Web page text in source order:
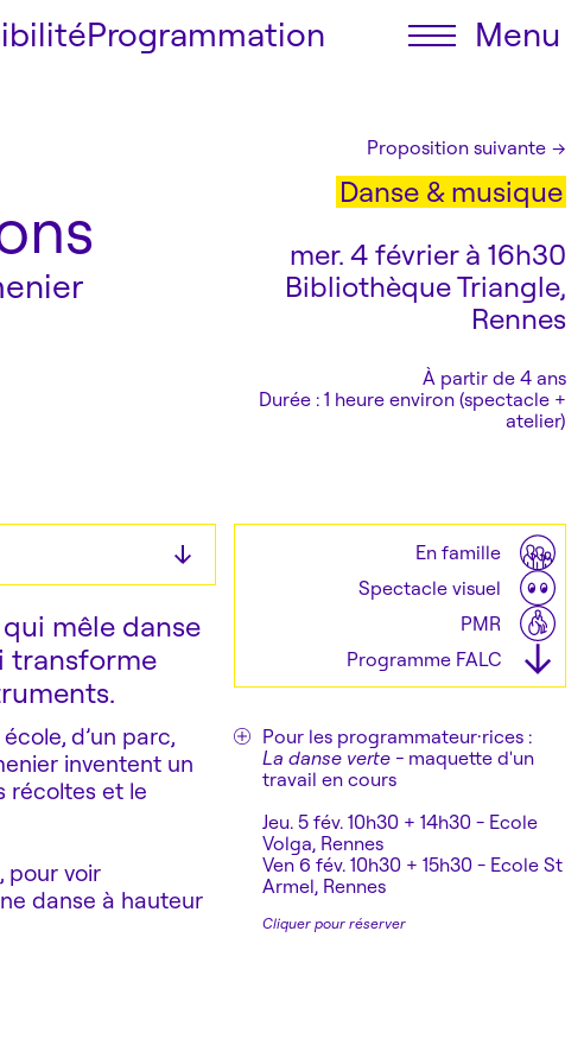
Menu
Programmation
Le festival
Programmation
Billetterie
Accessibilité
Infos pratiques
Proposition suivante →
Danse & musique
mer. 4 février à 16h30
Bibliothèque Triangle,
Rennes
À partir de 4 ans
Durée : 1 heure environ (spectacle +
atelier)
mêle danse
transforme
d’un parc,
inventent un
récoltes et le
pour voir
danse à hauteur
En famille
Spectacle visuel
PMR
Programme FALC
Pour les programmateur·rices :
La danse verte - maquette d'un
travail en cours
Jeu. 5 fév. 10h30 + 14h30 - Ecole
Volga, Rennes
Ven 6 fév. 10h30 + 15h30 - Ecole St
Armel, Rennes
Cliquer pour réserver